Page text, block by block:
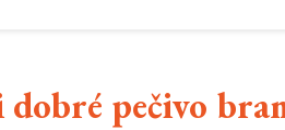
dobré pečivo